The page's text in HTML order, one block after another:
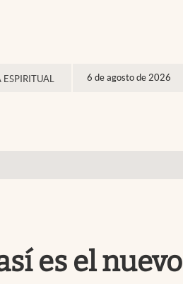
ESPIRITUAL 6 de agosto de 2026
es el nuevo